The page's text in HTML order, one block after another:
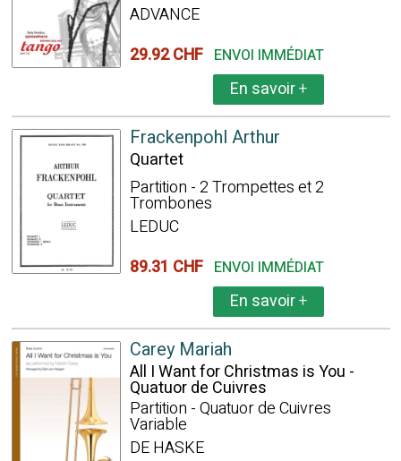
ADVANCE
29.92 CHF ENVOI IMMÉDIAT
En savoir+
Frackenpohl Arthur
Quartet
Partition - 2 Trompettes et 2
Trombones
LEDUC
89.31 CHF ENVOI IMMÉDIAT
En savoir+
Carey Mariah
All I Want for Christmas is You -
Quatuor de Cuivres
Partition - Quatuor de Cuivres
Variable
DE HASKE